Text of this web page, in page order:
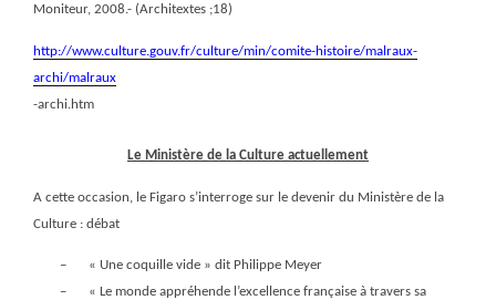
Moniteur, 2008.- (Architextes ;18)
http://www.culture.gouv.fr/culture/min/comite-histoire/malraux-
archi/malraux
-archi.htm
Le Ministère de la Culture actuellement
A cette occasion, le Figaro s’interroge sur le devenir du Ministère de la
Culture : débat
–
« Une coquille vide » dit Philippe Meyer
–
« Le monde appréhende l’excellence française à travers sa